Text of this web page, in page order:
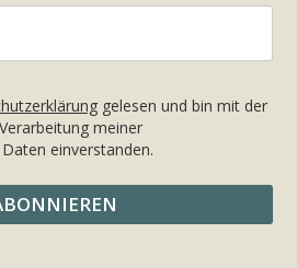
gelesen und bin mit der
meiner
einverstanden.